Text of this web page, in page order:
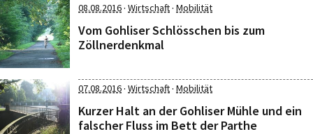
08.08.2016· Wirtschaft· Mobilität
Vom Gohliser Schlösschen bis zum
Zöllnerdenkmal
07.08.2016· Wirtschaft· Mobilität
Kurzer Halt an der Gohliser Mühle und ein
falscher Fluss im Bett der Parthe